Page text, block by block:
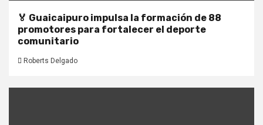
🏅 Guaicaipuro impulsa la formación de 88
promotores para fortalecer el deporte
comunitario
Roberts Delgado